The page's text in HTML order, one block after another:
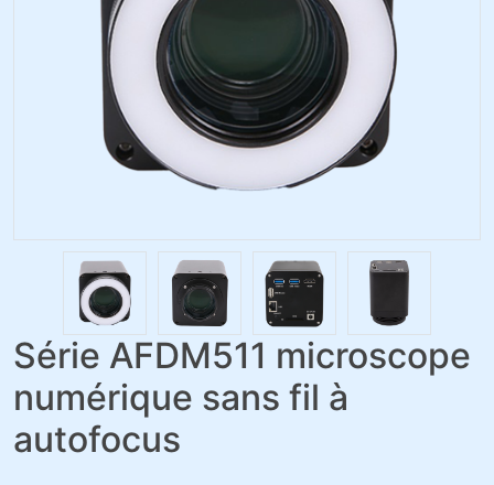
Série AFDM511 microscope
numérique sans fil à
autofocus